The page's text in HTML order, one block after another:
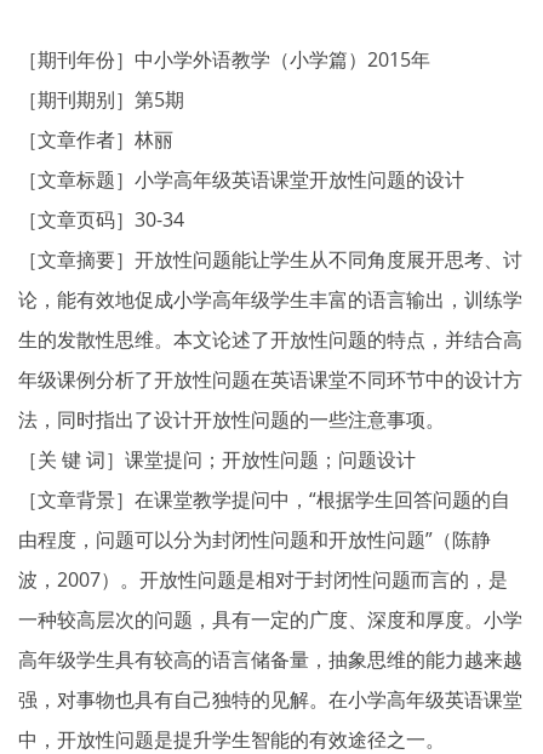
［期刊年份］中小学外语教学（小学篇）2015年
［期刊期别］第5期
［文章作者］林丽
［文章标题］小学高年级英语课堂开放性问题的设计
［文章页码］30-34
［文章摘要］开放性问题能让学生从不同角度展开思考、讨
论，能有效地促成小学高年级学生丰富的语言输出，训练学
生的发散性思维。本文论述了开放性问题的特点，并结合高
年级课例分析了开放性问题在英语课堂不同环节中的设计方
法，同时指出了设计开放性问题的一些注意事项。
［关 键 词］课堂提问；开放性问题；问题设计
［文章背景］在课堂教学提问中，“根据学生回答问题的自
由程度，问题可以分为封闭性问题和开放性问题”（陈静
波，2007）。开放性问题是相对于封闭性问题而言的，是
一种较高层次的问题，具有一定的广度、深度和厚度。小学
高年级学生具有较高的语言储备量，抽象思维的能力越来越
强，对事物也具有自己独特的见解。在小学高年级英语课堂
中，开放性问题是提升学生智能的有效途径之一。